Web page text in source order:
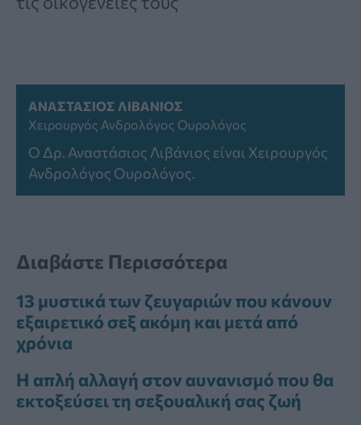
ΑΝΑΣΤΆΣΙΟΣ ΛΙΒΆΝΙΟΣ
Χειρουργός Ανδρολόγος Ουρολόγος
Ο Δρ. Αναστάσιος Λιβάνιος είναι Χειρουργός
Ανδρολόγος Ουρολόγος.
Διαβάστε Περισσότερα
13 μυστικά των ζευγαριών που κάνουν
εξαιρετικό σεξ ακόμη και μετά από
χρόνια
Η απλή αλλαγή στον αυνανισμό που θα
εκτοξεύσει τη σεξουαλική σας ζωή